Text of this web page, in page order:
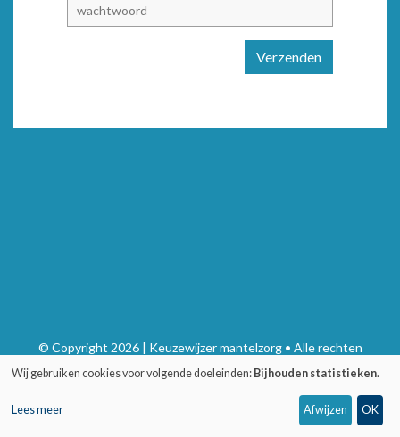
Verzenden
© Copyright 2026 | Keuzewijzer mantelzorg • Alle rechten
voorbehouden
Wij gebruiken cookies voor volgende doeleinden: Bijhouden statistieken.
Lees meer Afwijzen OK